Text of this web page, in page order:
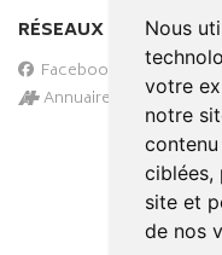
Nous
votre
notre
ciblées,
site et
de nos
RÉSEAUX SOCIAUX
Facebook
Annuaire des